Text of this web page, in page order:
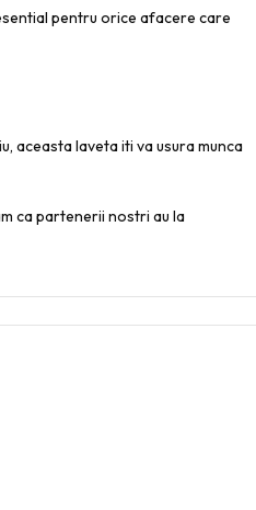
pentru orice afacere care
aceasta laveta iti va usura munca
ca partenerii nostri au la